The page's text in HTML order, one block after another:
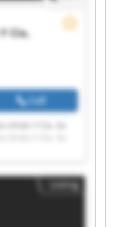
Cia,
Call
Llinás Y Cia, Sa
Llinás Y Cia, Sa
Llinás Y Cia, SaListing